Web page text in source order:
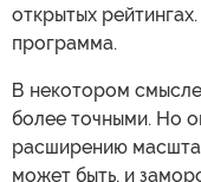
открытых
программа.
В некотором
более точными. Но
расширению
может быть, и